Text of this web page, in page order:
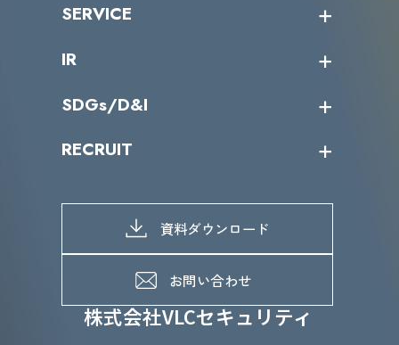
株式会社VLCセキュリティ
ミッション／ビジョン
パートナー企業一覧
サイバーニュース
SERVICE
カテゴリー別サービス一覧
IR
IRカレンダー
IRライブラリー
よくあるご質問
SDGs/D&I
当グループのマテリアリティ
SDGs推進体制
D&Iの取り組み
RECRUIT
募集職種一覧
メッセージ
メンバーインタビュー
資料ダウンロード
お問い合わせ